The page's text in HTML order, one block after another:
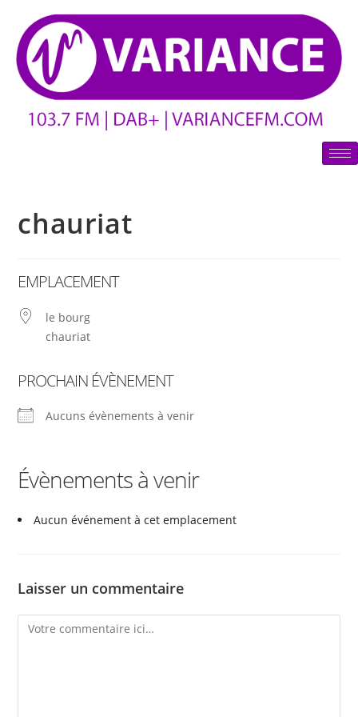
chauriat
EMPLACEMENT
le bourg
chauriat
PROCHAIN ÉVÈNEMENT
Aucuns évènements à venir
Évènements à venir
Aucun événement à cet emplacement
Laisser un commentaire